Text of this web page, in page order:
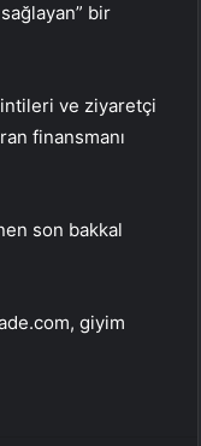
bir
ve ziyaretçi
finansmanı
son bakkal
giyim